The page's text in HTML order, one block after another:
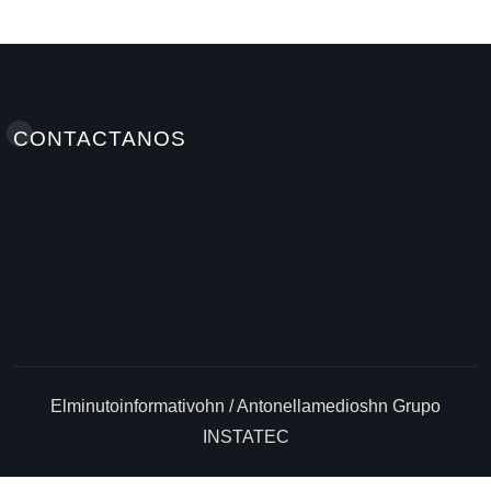
CONTACTANOS
Elminutoinformativohn / Antonellamedioshn Grupo
INSTATEC